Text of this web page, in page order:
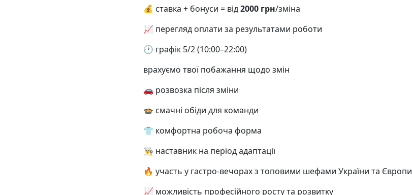
💰 ставка + бонуси = від2000 грн/зміна
📈 перегляд оплати за результатами роботи
🕐 графік 5/2 (10:00–22:00)
врахуємо твої побажання щодо змін
🚗 розвозка після зміни
🍲 смачні обіди для команди
👕 комфортна робоча форма
👨‍🍳 наставник на період адаптації
🔥 участь у гастро-вечорах з топовими шефами України та Європи
📈 можливість професійного росту та розвитку